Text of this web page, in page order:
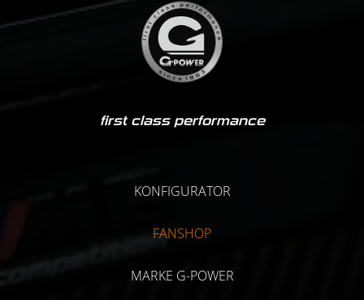
first class performance
KONFIGURATOR
FANSHOP
MARKE G-POWER